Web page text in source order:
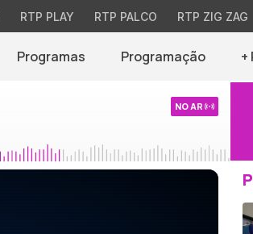
RTP PLAY RTP PALCO RTP ZIG ZAG
Programas Programação +
NO AR